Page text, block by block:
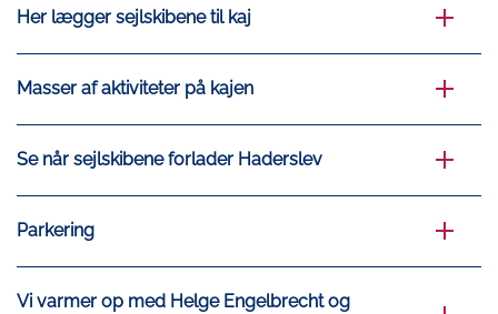
Her lægger sejlskibene til kaj
Masser af aktiviteter på kajen
Se når sejlskibene forlader Haderslev
Parkering
Vi varmer op med Helge Engelbrecht og